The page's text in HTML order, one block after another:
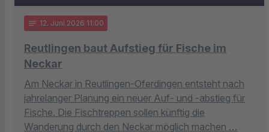
notes 12. Juni 2026 11:00
Reutlingen baut Aufstieg für Fische im
Neckar
Am Neckar in Reutlingen-Oferdingen entsteht nach
jahrelanger Planung ein neuer Auf- und -abstieg für
Fische. Die Fischtreppen sollen künftig die
Wanderung durch den Neckar möglich machen …